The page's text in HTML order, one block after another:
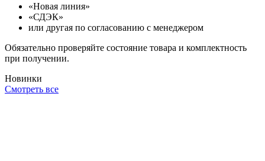
«Новая линия»
«СДЭК»
или другая по согласованию с менеджером
Обязательно проверяйте состояние товара и комплектность
при получении.
Новинки
Смотреть все